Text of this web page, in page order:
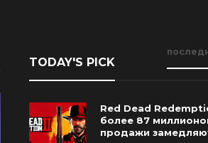
TODAY'S PICK
Red Dead
более 87
продажи